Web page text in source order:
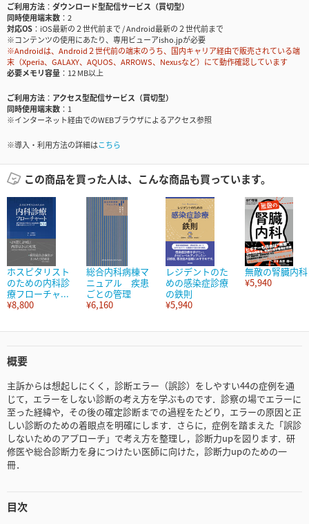
ご利用方法
ダウンロード型配信サービス（買切型）
同時使用端末数
2
対応OS
iOS最新の２世代前まで / Android最新の２世代前まで
※コンテンツの使用にあたり、専用ビューアisho.jpが必要
※Androidは、Android２世代前の端末のうち、国内キャリア経由で販売されている端
末（Xperia、GALAXY、AQUOS、ARROWS、Nexusなど）にて動作確認しています
必要メモリ容量
12 MB以上
ご利用方法
アクセス型配信サービス（買切型）
同時使用端末数
1
※インターネット経由でのWEBブラウザによるアクセス参照
※導入・利用方法の詳細はこちら
この商品を買った人は、こんな商品も買っています。
ホスピタリスト
のための内科診
療フローチャ...
¥8,800
総合内科病棟マ
ニュアル 疾患
ごとの管理
¥6,160
レジデントのた
めの感染症診療
の鉄則
¥5,940
無敵の腎臓内科
¥5,940
概要
主訴からは想起しにくく，診断エラー（誤診）をしやすい44の症例を通
じて，エラーをしない診断の考え方を学ぶものです．診察の場でエラーに
至った経緯や，その後の確定診断までの過程をたどり，エラーの原因と正
しい診断のための着眼点を明確にします．さらに，症例を踏まえた「誤診
しないためのアプローチ」で考え方を整理し，診断力upを図ります．研
修医や総合診断力を身につけたい医師に向けた，診断力upのための一
冊．
目次